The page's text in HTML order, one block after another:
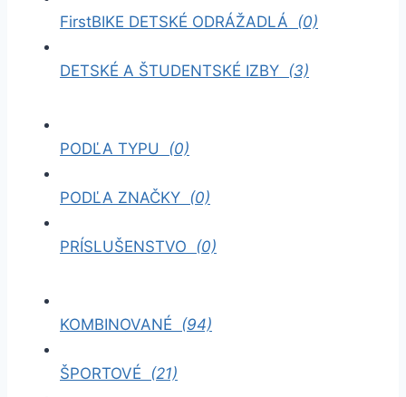
FirstBIKE DETSKÉ ODRÁŽADLÁ (0)
DETSKÉ A ŠTUDENTSKÉ IZBY (3)
PODĽA TYPU (0)
PODĽA ZNAČKY (0)
PRÍSLUŠENSTVO (0)
KOMBINOVANÉ (94)
ŠPORTOVÉ (21)